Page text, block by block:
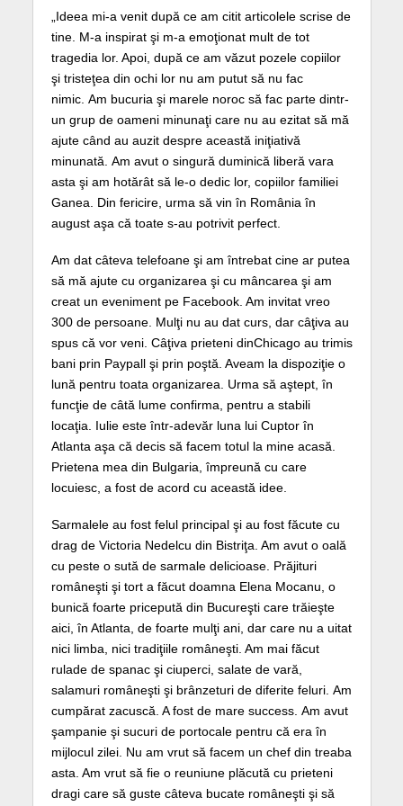
„Ideea mi-a venit după ce am citit articolele scrise de
tine. M-a inspirat şi m-a emoţionat mult de tot
tragedia lor. Apoi, după ce am văzut pozele copiilor
şi tristeţea din ochi lor nu am putut să nu fac
nimic. Am bucuria şi marele noroc să fac parte dintr-
un grup de oameni minunaţi care nu au ezitat să mă
ajute când au auzit despre această iniţiativă
minunată. Am avut o singură duminică liberă vara
asta şi am hotărât să le-o dedic lor, copiilor familiei
Ganea. Din fericire, urma să vin în România în
august aşa că toate s-au potrivit perfect.
Am dat câteva telefoane şi am întrebat cine ar putea
să mă ajute cu organizarea şi cu mâncarea şi am
creat un eveniment pe Facebook. Am invitat vreo
300 de persoane. Mulţi nu au dat curs, dar câţiva au
spus că vor veni. Câţiva prieteni dinChicago au trimis
bani prin Paypall şi prin poştă. Aveam la dispoziţie o
lună pentru toata organizarea. Urma să aştept, în
funcţie de câtă lume confirma, pentru a stabili
locaţia. Iulie este într-adevăr luna lui Cuptor în
Atlanta aşa că decis să facem totul la mine acasă.
Prietena mea din Bulgaria, împreună cu care
locuiesc, a fost de acord cu această idee.
Sarmalele au fost felul principal şi au fost făcute cu
drag de Victoria Nedelcu din Bistriţa. Am avut o oală
cu peste o sută de sarmale delicioase. Prăjituri
româneşti şi tort a făcut doamna Elena Mocanu, o
bunică foarte pricepută din Bucureşti care trăieşte
aici, în Atlanta, de foarte mulţi ani, dar care nu a uitat
nici limba, nici tradiţiile româneşti. Am mai făcut
rulade de spanac şi ciuperci, salate de vară,
salamuri româneşti şi brânzeturi de diferite feluri. Am
cumpărat zacuscă. A fost de mare success. Am avut
şampanie şi sucuri de portocale pentru că era în
mijlocul zilei. Nu am vrut să facem un chef din treaba
asta. Am vrut să fie o reuniune plăcută cu prieteni
dragi care să guste câteva bucate româneşti şi să